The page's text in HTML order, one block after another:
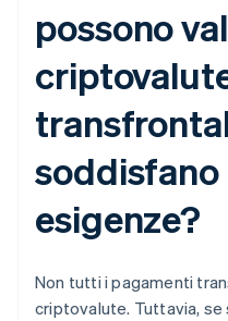
possono
soddisfano
esigenze?
Non tutti i pagamenti
criptovalute. Tuttavia, se